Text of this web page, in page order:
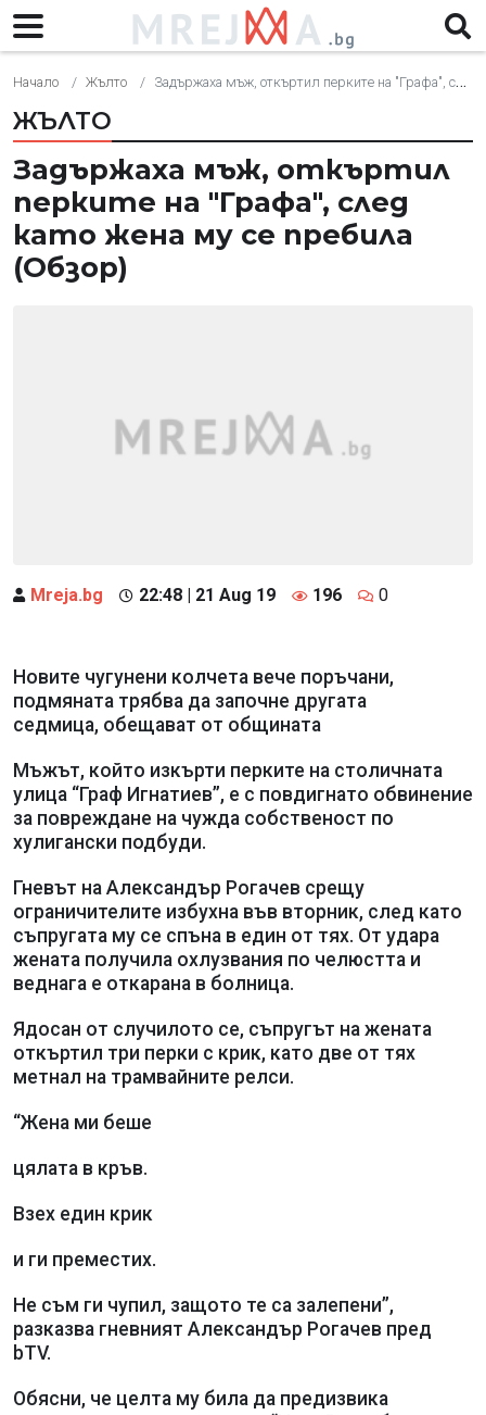
Начало Жълто Задържаха мъж, откъртил перките на "Графа", след като жена му се пребила (Обзор)
ЖЪЛТО
Задържаха мъж, откъртил
перките на "Графа", след
като жена му се пребила
(Обзор)
Mreja.bg 22:48 | 21 Aug 19 196 0
Новите чугунени колчета вече поръчани,
подмяната трябва да започне другата
седмица, обещават от общината
Мъжът, който изкърти перките на столичната
улица “Граф Игнатиев”, е с повдигнато обвинение
за повреждане на чужда собственост по
хулигански подбуди.
Гневът на Александър Рогачев срещу
ограничителите избухна във вторник, след като
съпругата му се спъна в един от тях. От удара
жената получила охлузвания по челюстта и
веднага е откарана в болница.
Ядосан от случилото се, съпругът на жената
откъртил три перки с крик, като две от тях
метнал на трамвайните релси.
“Жена ми беше
цялата в кръв.
Взех един крик
и ги преместих.
Не съм ги чупил, защото те са залепени”,
разказва гневният Александър Рогачев пред
bTV.
Обясни, че целта му била да предизвика